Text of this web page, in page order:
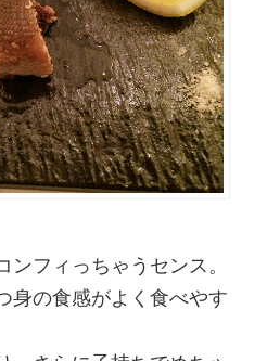
フィっちゃうセンス。
身の食感がよく食べやす